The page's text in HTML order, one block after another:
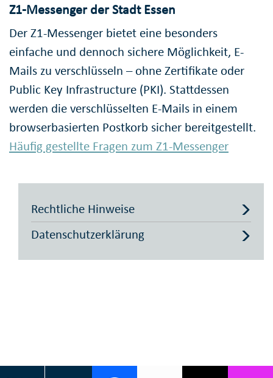
Z1-Messenger der Stadt Essen
Der Z1-Messenger bietet eine besonders
einfache und dennoch sichere Möglichkeit, E-
Mails zu ver­schlüsseln – ohne Zertifikate oder
Public Key Infrastructure (PKI). Stattdessen
werden die ver­schlüssel­ten E-Mails in einem
browser­basierten Postkorb sicher bereit­gestellt.
Häufig gestellte Fragen zum Z1-Messenger
Rechtliche Hinweise
Datenschutzerklärung